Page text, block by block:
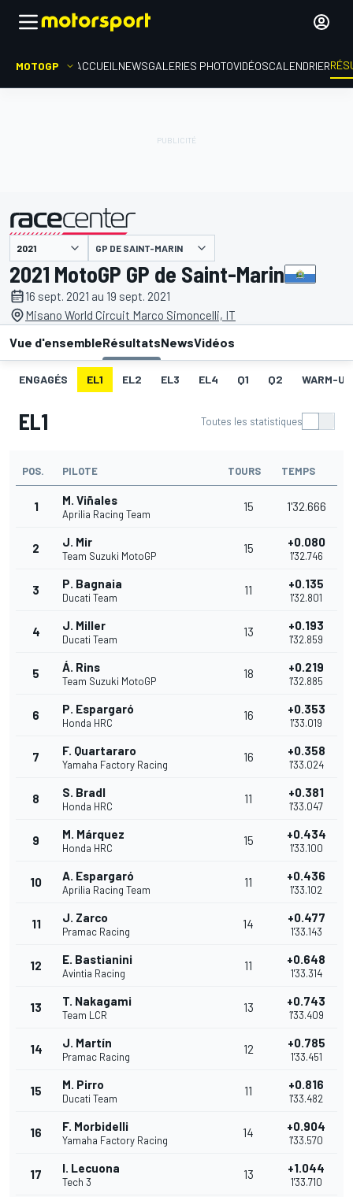
MOTOGP ACCUEIL NEWSGALERIES PHOTOVIDÉOSCALENDRIER
présenté par GP DE SAINT-MARIN
2021 MotoGP GP de Saint-Marin
16 sept. 2021 au 19 sept. 2021
Misano World Circuit Marco Simoncelli, IT
Vue d'ensembleRésultatsNewsVidéos
ENGAGÉS EL1 EL2 EL3 EL4 Q1 Q2 WARM-UP
EL1 Toutes les statistiques
POS. PILOTE TOURS TEMPS
1 M. Viñales
Aprilia Racing Team
15 1'32.666
2 J. Mir
Team Suzuki MotoGP
15 +0.080
1'32.746
3 P. Bagnaia
Ducati Team
11 +0.135
1'32.801
4 J. Miller
Ducati Team
13 +0.193
1'32.859
5 Á. Rins
Team Suzuki MotoGP
18 +0.219
1'32.885
6 P. Espargaró
Honda HRC
16 +0.353
1'33.019
7 F. Quartararo
Yamaha Factory Racing
16 +0.358
1'33.024
8 S. Bradl
Honda HRC
11 +0.381
1'33.047
9 M. Márquez
Honda HRC
15 +0.434
1'33.100
10 A. Espargaró
Aprilia Racing Team
11 +0.436
1'33.102
11 J. Zarco
Pramac Racing
14 +0.477
1'33.143
12 E. Bastianini
Avintia Racing
11 +0.648
1'33.314
13 T. Nakagami
Team LCR
13 +0.743
1'33.409
14 J. Martín
Pramac Racing
12 +0.785
1'33.451
15 M. Pirro
Ducati Team
11 +0.816
1'33.482
16 F. Morbidelli
Yamaha Factory Racing
14 +0.904
1'33.570
17 I. Lecuona
Tech 3
13 +1.044
1'33.710